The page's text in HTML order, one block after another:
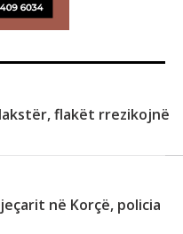
flakët rrezikojnë
në Korçë, policia